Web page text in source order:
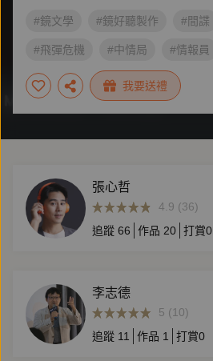
#鏡文學 #鏡好聽製作 #間諜
#飛彈危機 #中情局 #情報員
#李志德 #叛國者
我要送禮
張心哲
4.9 (36)
追蹤 66 作品 20 打賞0
李志德
5 (10)
追蹤 11 作品 1 打賞0